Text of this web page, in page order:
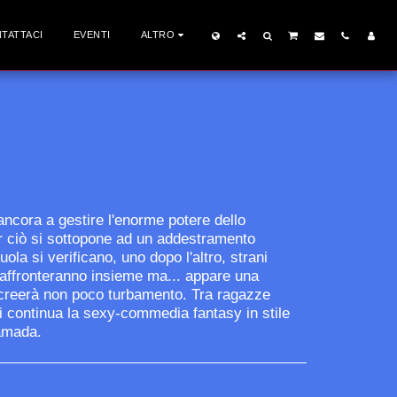
EVENTI ALTRO
a gestire l'enorme potere dello
si sottopone ad un addestramento
si verificano, uno dopo l'altro, strani
insieme ma... appare una
non poco turbamento. Tra ragazze
continua la sexy-commedia fantasy in stile